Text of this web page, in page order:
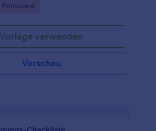
und Leitungskräfte mit Jotform.
Vorlage verwenden
Vorschau